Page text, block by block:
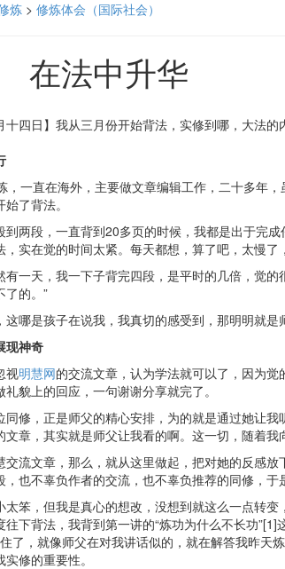
炼 > 修炼体会（国际社会）
在法中升华
十四日】我从三月份开始背法，实修到哪，大法
，一直在海外，主要做文章编辑工作，二十多年
了背法。
到两段，一直背到20多页的时候，我都是出于完
实在觉的时间太紧。每天都想，算了吧，太慢了
有一天，我一下子背完四段，是平时的几倍，觉
了的。”
哪是孩子在说我，我真切的感受到，那明明就
现神奇
视明慧网的交流文章，认为学法就可以了，因为
貌上的回应，一句谢谢分享就完了。
同修，正是师父的精心安排，为的就是通过她让
章，其实就是师父让我看的啊。这一切，随着
交流文章，那么，就从这里做起，把对她的反感
也不辜负作者的交流，也不辜负推荐的同修，
太笨，但我是真心的想改，没想到就这么一点转
下背法，我背到第一讲的“炼功为什么不长功
了，就像师父在对我讲话似的，就在解答我昨
修的重要性。